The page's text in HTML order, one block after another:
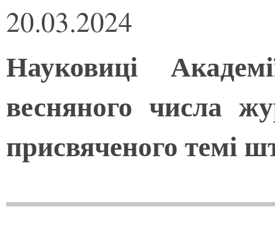
20.03.2024
Науковиці
весняного числа
присвяченого темі